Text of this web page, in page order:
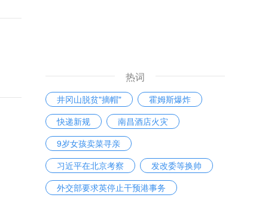
热词
井冈山脱贫"摘帽"
霍姆斯爆炸
快递新规
南昌酒店火灾
9岁女孩卖菜寻亲
习近平在北京考察
发改委等换帅
外交部要求英停止干预港事务